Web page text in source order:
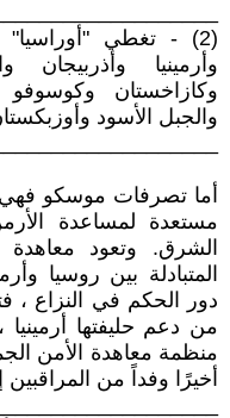
وأرمينيا وأذربيجان
وكازاخستان وكوسوفو
والجبل الأسود
أما تصرفات موسكو
مستعدة لمساعدة
الشرق. وتعود معاهدة
دور الحكم في النزاع ،
من دعم حليفتها
أخيرًا وفداً من المراقبين